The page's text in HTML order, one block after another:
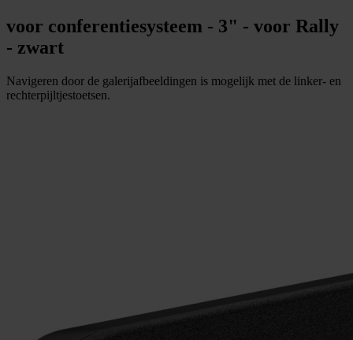
voor conferentiesysteem - 3" - voor Rally
- zwart
Navigeren door de galerijafbeeldingen is mogelijk met de linker- en
rechterpijltjestoetsen.